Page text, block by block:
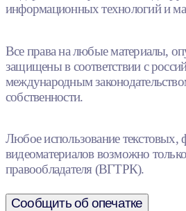
информационных технологий и
Все права на любые материалы,
защищены в соответствии с
международным
собственности.
Любое использование текстовых,
видеоматериалов возможно
правообладателя (ВГТРК).
Сообщить об опечатке